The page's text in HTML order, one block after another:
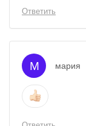
Ответить
М мария